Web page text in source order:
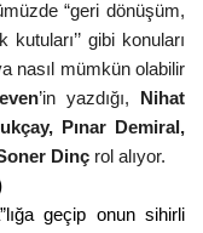
“geri dönüşüm,
gibi konuları
nasıl mümkün olabilir
’in yazdığı,
Nihat
Pınar Demiral,
Dinç rol alıyor.
geçip onun sihirli